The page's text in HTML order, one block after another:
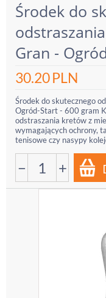
Środek do
Gran -
30.20PLN
Środek do skutecznego
Ogród-Start - 600 gram
odstraszania kretów z
wymagających ochrony,
tenisowe czy nasypy
− +